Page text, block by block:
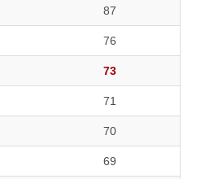
87
76
73
71
70
69